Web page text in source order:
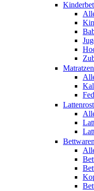
Matratzen
Bettwaren